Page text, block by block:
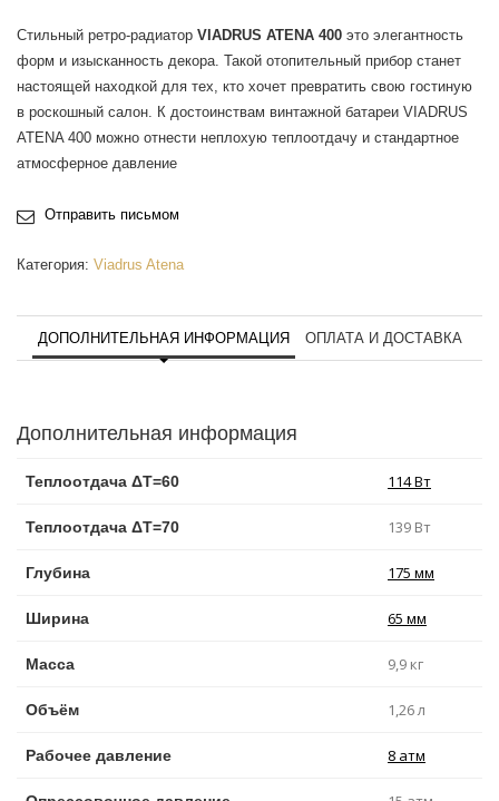
Стильный ретро-радиатор VIADRUS ATENA 400 это элегантность
форм и изысканность декора. Такой отопительный прибор станет
настоящей находкой для тех, кто хочет превратить свою гостиную
в роскошный салон. К достоинствам винтажной батареи VIADRUS
ATENA 400 можно отнести неплохую теплоотдачу и стандартное
атмосферное давление
Отправить письмом
Категория: Viadrus Atena
ДОПОЛНИТЕЛЬНАЯ ИНФОРМАЦИЯ ОПЛАТА И ДОСТАВКА
Дополнительная информация
Теплоотдача ΔT=60 114 Вт
Теплоотдача ΔT=70 139 Вт
Глубина 175 мм
Ширина 65 мм
Масса 9,9 кг
Объём 1,26 л
Рабочее давление 8 атм